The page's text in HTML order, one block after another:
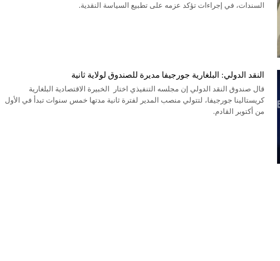
السندات، في إجراءات تؤكد عزمه على تطبيع السياسة النقدية.
النقد الدولي: البلغارية جورجيفا مديرة للصندوق لولاية ثانية
قال صندوق النقد الدولي إن مجلسه التنفيذي اختار الخبيرة الاقتصادية البلغارية
كريستالينا جورجيفا، لتتولي منصب المدير لفترة ثانية مدتها خمس سنوات تبدأ في الأول
من أكتوبر القادم.